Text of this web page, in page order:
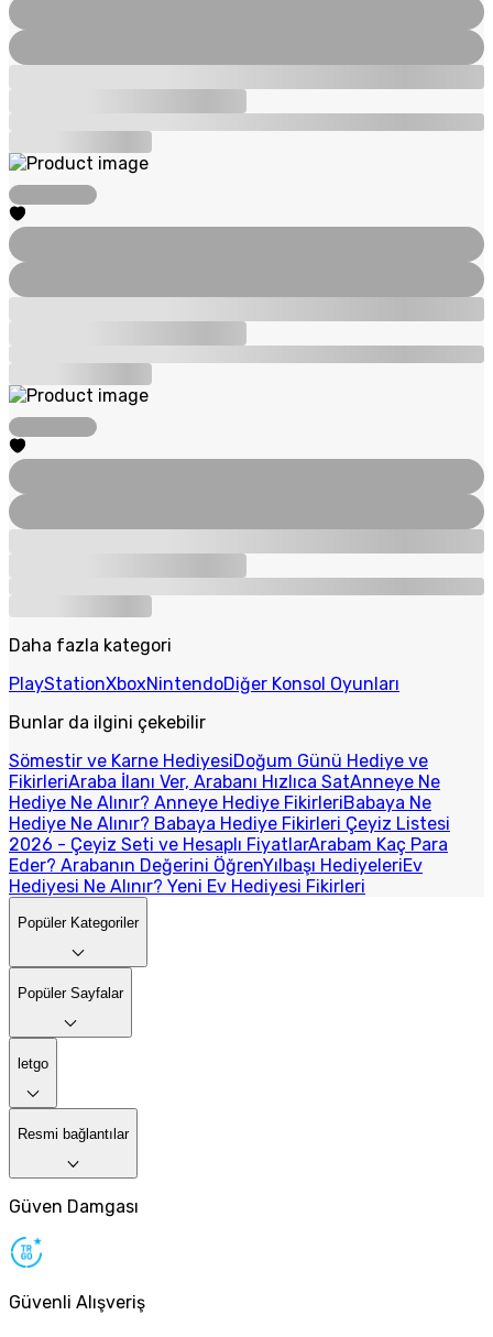
Daha fazla kategori
PlayStationXboxNintendoDiğer Konsol Oyunları
Bunlar da ilgini çekebilir
Sömestir ve Karne HediyesiDoğum Günü Hediye ve
FikirleriAraba İlanı Ver, Arabanı Hızlıca SatAnneye Ne
Hediye Ne Alınır? Anneye Hediye FikirleriBabaya Ne
Hediye Ne Alınır? Babaya Hediye Fikirleri Çeyiz Listesi
2026 - Çeyiz Seti ve Hesaplı FiyatlarArabam Kaç Para
Eder? Arabanın Değerini ÖğrenYılbaşı HediyeleriEv
Hediyesi Ne Alınır? Yeni Ev Hediyesi Fikirleri
Popüler Kategoriler
Popüler Sayfalar
letgo
Resmi bağlantılar
Güven Damgası
Güvenli Alışveriş